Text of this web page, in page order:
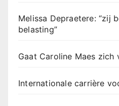
Melissa Depraetere: “zij
belasting”
Gaat Caroline Maes zich
Internationale carrière